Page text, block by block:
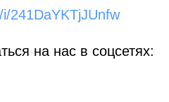
241DaYKTjJUnfw
на нас в соцсетях: